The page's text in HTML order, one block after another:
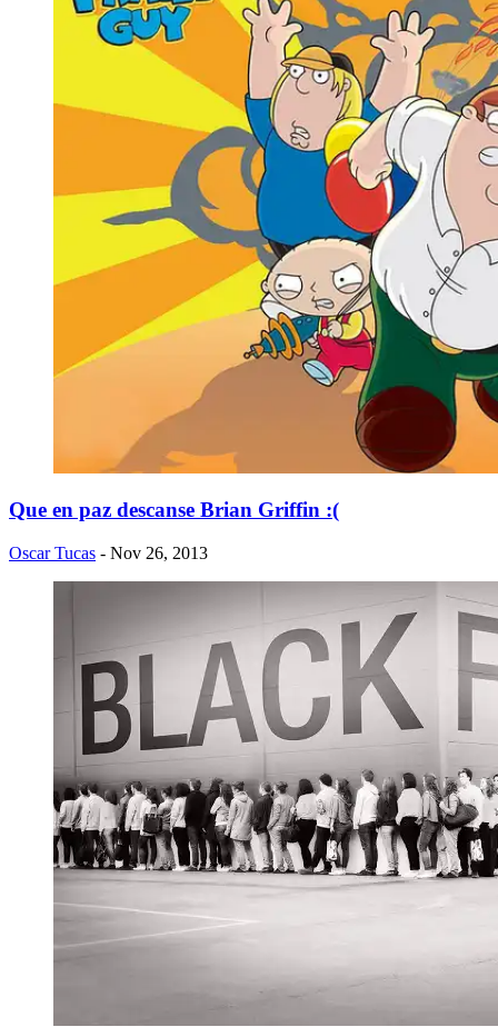
Que en paz descanse Brian Griffin :(
Oscar Tucas - Nov 26, 2013